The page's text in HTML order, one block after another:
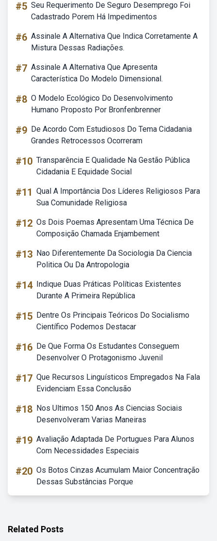
#5 Seu Requerimento De Seguro Desemprego Foi
Cadastrado Porem Há Impedimentos
#6 Assinale A Alternativa Que Indica Corretamente A
Mistura Dessas Radiações.
#7 Assinale A Alternativa Que Apresenta
Característica Do Modelo Dimensional.
#8 O Modelo Ecológico Do Desenvolvimento
Humano Proposto Por Bronfenbrenner
#9 De Acordo Com Estudiosos Do Tema Cidadania
Grandes Retrocessos Ocorreram
#10 Transparência E Qualidade Na Gestão Pública
Cidadania E Equidade Social
#11 Qual A Importância Dos Líderes Religiosos Para
Sua Comunidade Religiosa
#12 Os Dois Poemas Apresentam Uma Técnica De
Composição Chamada Enjambement
#13 Nao Diferentemente Da Sociologia Da Ciencia
Politica Ou Da Antropologia
#14 Indique Duas Práticas Políticas Existentes
Durante A Primeira República
#15 Dentre Os Principais Teóricos Do Socialismo
Científico Podemos Destacar
#16 De Que Forma Os Estudantes Conseguem
Desenvolver O Protagonismo Juvenil
#17 Que Recursos Linguísticos Empregados Na Fala
Evidenciam Essa Conclusão
#18 Nos Ultimos 150 Anos As Ciencias Sociais
Desenvolveram Varias Maneiras
#19 Avaliação Adaptada De Portugues Para Alunos
Com Necessidades Especiais
#20 Os Botos Cinzas Acumulam Maior Concentração
Dessas Substâncias Porque
Related Posts